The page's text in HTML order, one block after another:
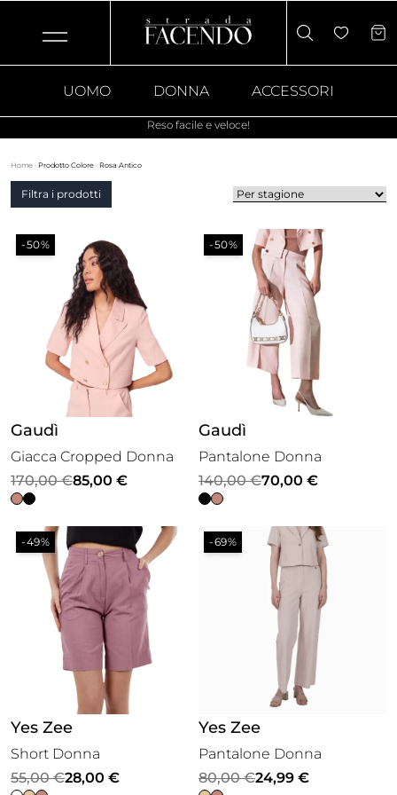
UOMO DONNA ACCESSORI
Reso facile e veloce!
Home · Prodotto Colore · Rosa Antico
Filtra i prodotti
-50%
Gaudì
Giacca Cropped Donna
170,00€
Il
prezzo
originale
era:
170,00 €.
85,00 €
Il
prezzo
attuale
è:
85,00 €.
-50%
Gaudì
Pantalone Donna
140,00€
Il
prezzo
originale
era:
70,00 €
Il
prezzo
attuale
è:
-49%
Yes Zee
Short Donna
55,00€
Il
28,00 €
Il
-69%
Yes Zee
Pantalone Donna
80,00€
Il
24,99 €
Il